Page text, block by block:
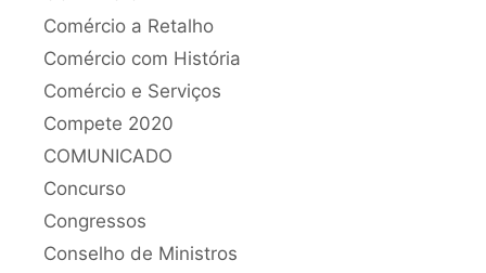
Comércio a Retalho
Comércio com História
Comércio e Serviços
Compete 2020
COMUNICADO
Concurso
Congressos
Conselho de Ministros